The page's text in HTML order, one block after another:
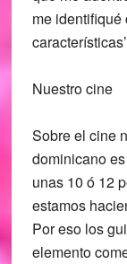
me identifiqué
Nuestro cine
Sobre el cine
dominicano
unas 10 ó 12
estamos
Por eso los
elemento